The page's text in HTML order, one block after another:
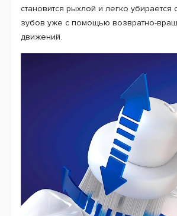
моторный блок от попадания влаги
Для своей работы D505 использует
Oral-B технологию возвратно-
щетках этого бренда. Чтобы улучшить
редуктор модели D505 выполняет
пульсирующие движения, которые
перпендикулярном направлении
вращательных. Такой комплекс
лучше бороться даже с толстым слоем
Под действием пульсирующих
становится рыхлой и легко убирается
зубов уже с помощью возвратно-
движений.